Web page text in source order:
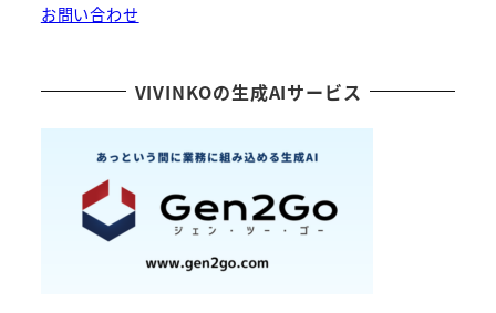
お問い合わせ
VIVINKOの生成AIサービス